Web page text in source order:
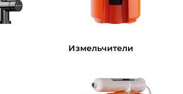
Измельчители